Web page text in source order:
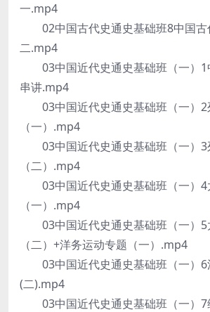
一.mp4
02中国古代史通史基础班8中国古
二.mp4
03中国近代史通史基础班（一）1
串讲.mp4
03中国近代史通史基础班（一）2
（一）.mp4
03中国近代史通史基础班（一）3
（二）.mp4
03中国近代史通史基础班（一）4
（一）.mp4
03中国近代史通史基础班（一）5
（二）+洋务运动专题（一）.mp4
03中国近代史通史基础班（一）6
(二).mp4
03中国近代史通史基础班（一）7